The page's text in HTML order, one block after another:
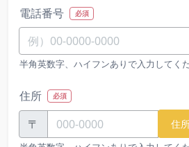
電話番号 必須
半角英数字、ハイフンありで入力してくだ
住所 必須
〒 住